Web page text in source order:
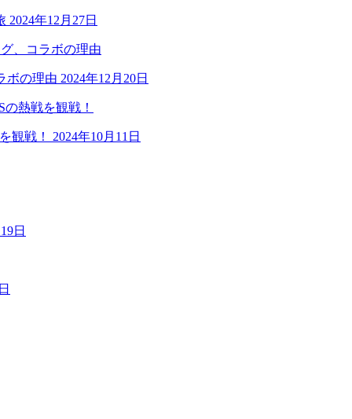
2024年12月27日
ボの理由 2024年12月20日
観戦！ 2024年10月11日
日